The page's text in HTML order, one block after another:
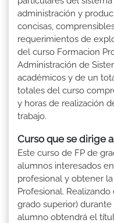
administración y
concisas,
requerimientos de
del curso Formacion
Administración de
académicos y de un
totales del curso
y horas de realización
trabajo.
Curso que se dirige a
Este curso de FP de
alumnos interesados
profesional y obtener
Profesional.
grado superior)
alumno obtendrá el